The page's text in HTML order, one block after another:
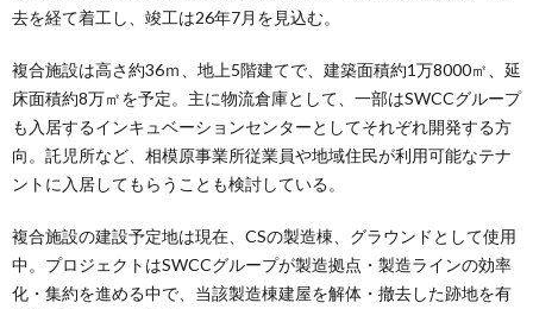
去を経て着工し、竣工は26年7月を見込む。
複合施設は高さ約36ｍ、地上5階建てで、建築面積約1万8000㎡、延
床面積約8万㎡を予定。主に物流倉庫として、一部はSWCCグループ
も入居するインキュベーションセンターとしてそれぞれ開発する方
向。託児所など、相模原事業所従業員や地域住民が利用可能なテナ
ントに入居してもらうことも検討している。
複合施設の建設予定地は現在、CSの製造棟、グラウンドとして使用
中。プロジェクトはSWCCグループが製造拠点・製造ラインの効率
化・集約を進める中で、当該製造棟建屋を解体・撤去した跡地を有